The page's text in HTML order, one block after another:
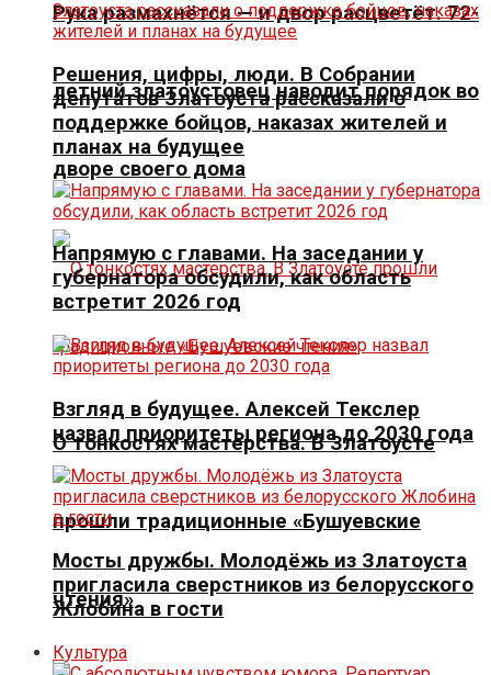
Рука размахнётся — и двор расцветёт. 72-
летний златоустовец наводит порядок во
дворе своего дома
О тонкостях мастерства. В Златоусте
прошли традиционные «Бушуевские
чтения»
Решения, цифры, люди. В Собрании
депутатов Златоуста рассказали о
поддержке бойцов, наказах жителей и
планах на будущее
Напрямую с главами. На заседании у
губернатора обсудили, как область
встретит 2026 год
Взгляд в будущее. Алексей Текслер
назвал приоритеты региона до 2030 года
Мосты дружбы. Молодёжь из Златоуста
пригласила сверстников из белорусского
Жлобина в гости
Культура